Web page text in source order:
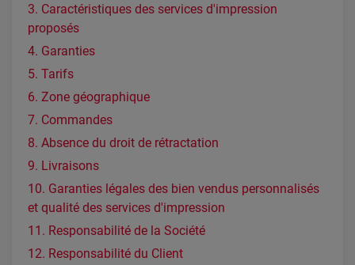
3. Caractéristiques des services d'impression
proposés
4. Garanties
5. Tarifs
6. Zone géographique
7. Commandes
8. Absence du droit de rétractation
9. Livraisons
10. Garanties légales des bien vendus personnalisés
et qualité des services d'impression
11. Responsabilité de la Société
12. Responsabilité du Client